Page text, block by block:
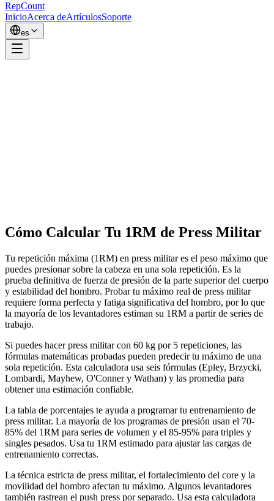
RepCount
InicioAcerca deArtículosSoporte
es
Cómo Calcular Tu 1RM de Press Militar
Tu repetición máxima (1RM) en press militar es el peso máximo que
puedes presionar sobre la cabeza en una sola repetición. Es la
prueba definitiva de fuerza de presión de la parte superior del cuerpo
y estabilidad del hombro. Probar tu máximo real de press militar
requiere forma perfecta y fatiga significativa del hombro, por lo que
la mayoría de los levantadores estiman su 1RM a partir de series de
trabajo.
Si puedes hacer press militar con 60 kg por 5 repeticiones, las
fórmulas matemáticas probadas pueden predecir tu máximo de una
sola repetición. Esta calculadora usa seis fórmulas (Epley, Brzycki,
Lombardi, Mayhew, O'Conner y Wathan) y las promedia para
obtener una estimación confiable.
La tabla de porcentajes te ayuda a programar tu entrenamiento de
press militar. La mayoría de los programas de presión usan el 70-
85% del 1RM para series de volumen y el 85-95% para triples y
singles pesados. Usa tu 1RM estimado para ajustar las cargas de
entrenamiento correctas.
La técnica estricta de press militar, el fortalecimiento del core y la
movilidad del hombro afectan tu máximo. Algunos levantadores
también rastrean el push press por separado. Usa esta calculadora